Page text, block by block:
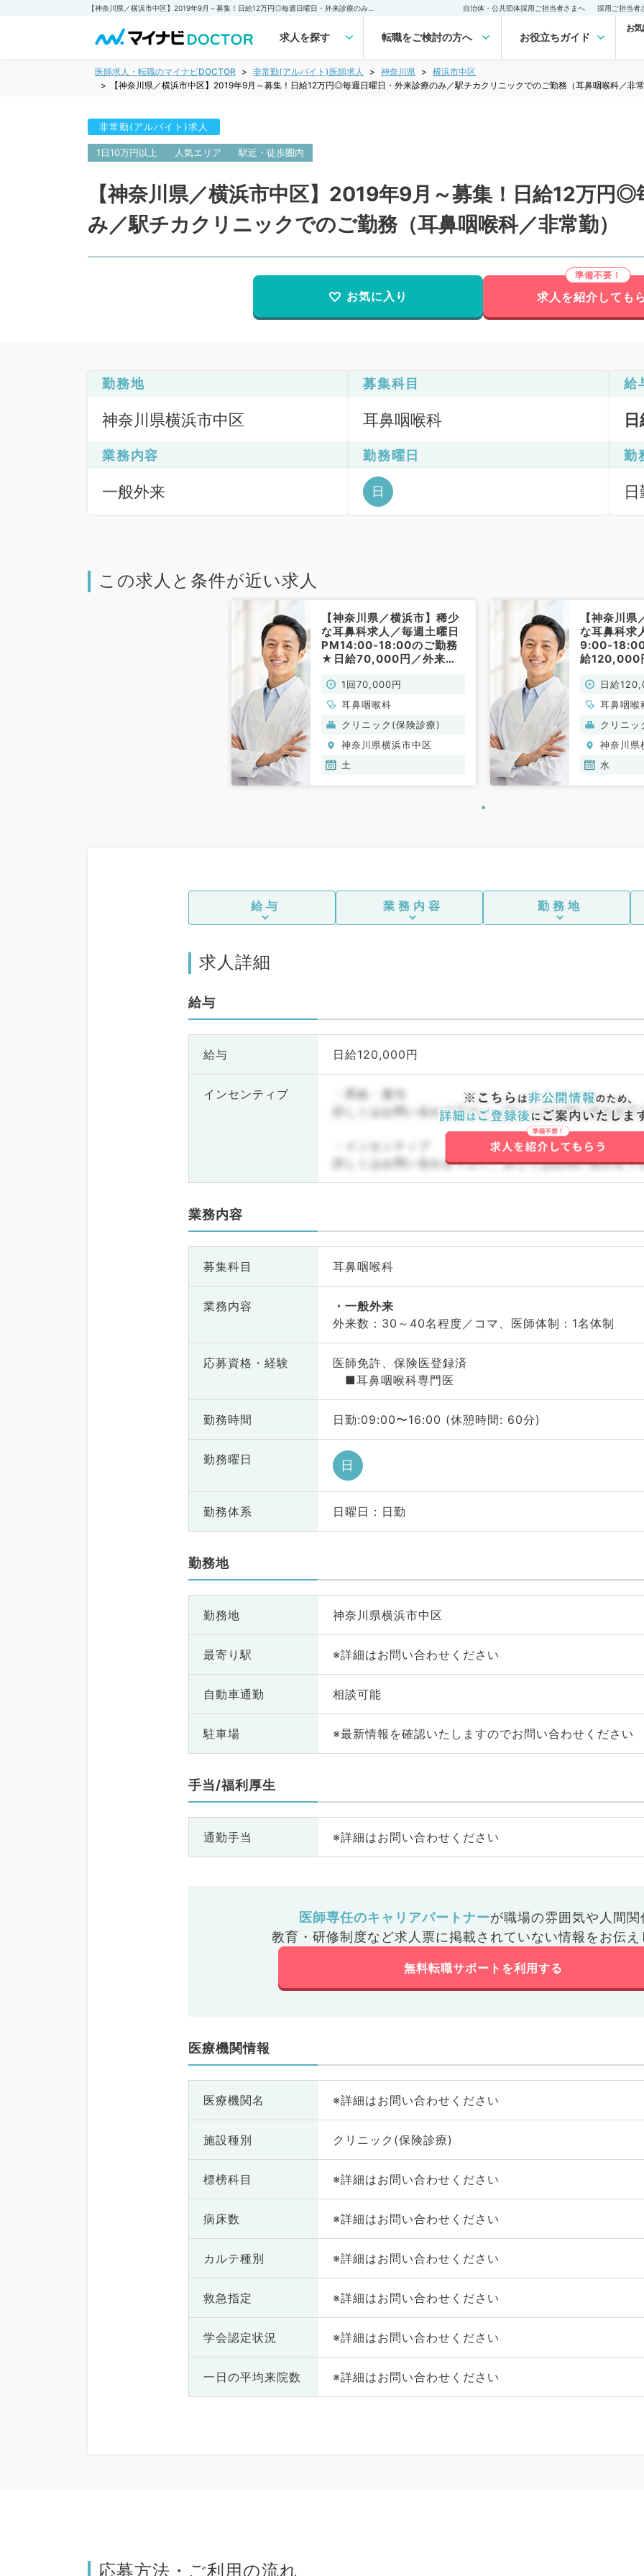
自治体・公共団体採用ご担当者さまへ 採用ご担当者
求人を探す 転職をご検討の方へ お役立ちガイド
お
医師求人・転職のマイナビDOCTOR 非常勤(アルバイト)医師求人 神奈川県
横浜市中区
【神奈川県／横浜市中区】2019年9月～募集！日給12万円◎毎週日曜日・外来診療のみ／駅チカクリニックでのご勤務（耳鼻咽喉科／非
非常勤(アルバイト)求人
1日10万円以上 人気エリア 駅近・徒歩圏内
【神奈川県／横浜市中区】2019年9月～募集！日給12万円
み／駅チカクリニックでのご勤務（耳鼻咽喉科／非常勤）
お気に入り 求人を紹介しても
勤務地
神奈川県横浜市中区
募集科目
耳鼻咽喉科
給
業務内容
一般外来
勤務曜日
日
勤
この求人と条件が近い求人
【神奈川県／横浜市】稀少
な耳鼻科求人／毎週土曜日
PM14:00-18:00のご勤務
★日給70,000円／外来
1回70,000円
耳鼻咽喉科
クリニック(保険診療)
神奈川県横浜市中区
土
【神奈川
な耳鼻科求
給120,000
勤）日給
耳鼻咽喉
クリニ
神奈川県
水
給与 業務内容 勤務地
求人詳細
給与
給与 日給120,000円
インセンティブ
・昇給・賞与
詳しくはお問い合わせ下さい。詳しくはお問い合わせ下
・インセンティブ
詳しくはお問い合わせ下さい。詳しくはお問い合わせ下
業務内容
募集科目 耳鼻咽喉科
業務内容
一般外来
外来数：30～40名程度／コマ、医師体制：1名体制
応募資格・ 経験
医師免許、保険医登録済
■耳鼻咽喉科専門医
勤務時間 日勤:09:00〜16:00 (休憩時間: 60分)
勤務曜日 日
勤務体系 日曜日 : 日勤
勤務地
勤務地 神奈川県横浜市中区
最寄り駅 ※詳細はお問い合わせください
自動車通勤 相談可能
駐車場 ※最新情報を確認いたしますのでお問い合わせください
手当/福利厚生
通勤手当 ※詳細はお問い合わせください
医師専任のキャリアパートナーが職場の雰囲気や人間関
教育・研修制度など求人票に掲載されていない情報をお伝え
無料転職サポートを利用する
医療機関情報
医療機関名 ※詳細はお問い合わせください
施設種別 クリニック(保険診療)
標榜科目 ※詳細はお問い合わせください
病床数 ※詳細はお問い合わせください
カルテ種別 ※詳細はお問い合わせください
救急指定 ※詳細はお問い合わせください
学会認定状況 ※詳細はお問い合わせください
一日の平均来院数 ※詳細はお問い合わせください
応募方法・ご利用の流れ